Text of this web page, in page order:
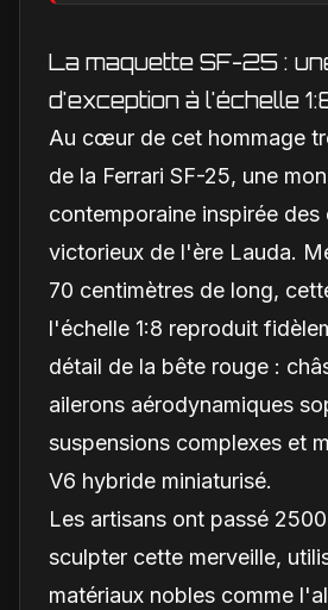
La maquette SF-25 :
d'exception à l'échelle
Au cœur de cet hommage
de la Ferrari SF-25, une
contemporaine inspirée des
victorieux de l'ère Lauda.
70 centimètres de long,
l'échelle 1:8 reproduit
détail de la bête rouge :
ailerons aérodynamiques
suspensions complexes et
V6 hybride miniaturisé.
Les artisans ont passé
sculpter cette merveille,
matériaux nobles comme